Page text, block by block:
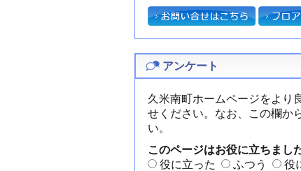
アンケート
久米南町ホームページをより
せください。なお、この欄か
い。
このページはお役に立ちまし
役に立った
ふつう
役